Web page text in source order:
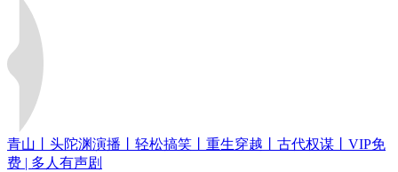
青山丨头陀渊演播丨轻松搞笑丨重生穿越丨古代权谋丨VIP免
费 | 多人有声剧